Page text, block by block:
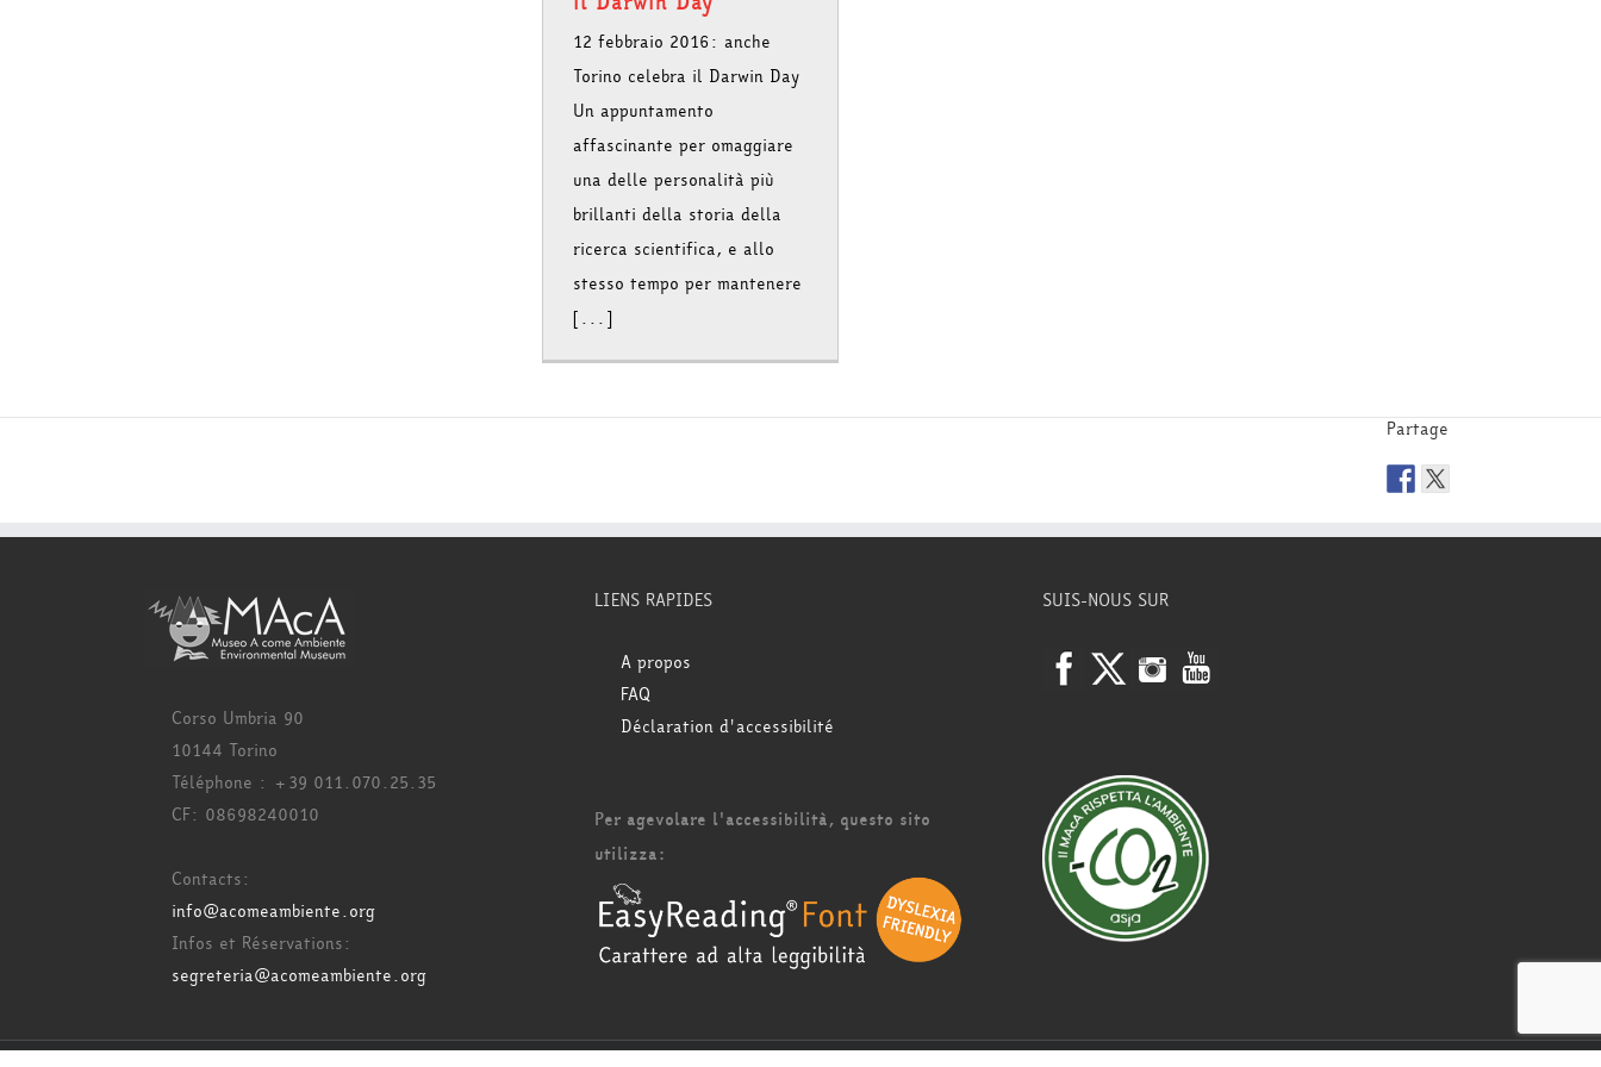
12 febbraio 2016: anche
Torino celebra il Darwin Day
Un appuntamento
affascinante per omaggiare
una delle personalità più
brillanti della storia della
ricerca scientifica, e allo
stesso tempo per mantenere
[...]
Partage
Corso Umbria 90
10144 Torino
Téléphone : +39 011.070.25.35
CF: 08698240010
Contacts:
info@acomeambiente.org
Infos et Réservations:
segreteria@acomeambiente.org
LIENS RAPIDES
A propos
FAQ
Déclaration d'accessibilité
Per agevolare l'accessibilità, questo sito
utilizza:
SUIS-NOUS SUR